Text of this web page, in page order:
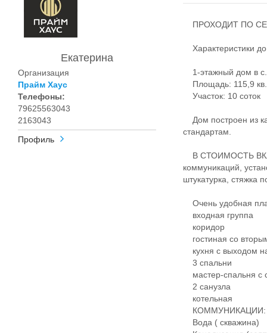
Екатерина
Организация
Прайм Хаус
Телефоны:
79625563043
2163043
Профиль
ПРОХОДИТ ПО
Характеристики
1-этажный дом в
Площадь: 115,9
Участок: 10 соток
Дом построен из
стандартам.
В СТОИМОСТЬ
коммуникаций,
штукатурка, стяжка
Очень удобная
входная группа
коридор
гостиная со
кухня с выходом
3 спальни
мастер-спальня с
2 санузла
котельная
КОММУНИКАЦИИ:
Вода ( скважина)